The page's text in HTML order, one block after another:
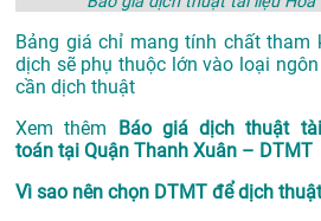
Bảng giá chỉ mang tính chất tham
dịch sẽ phụ thuộc lớn vào loại
cần dịch thuật
Xem thêm
Báo giá dịch thuật
toán tại Quận Thanh Xuân – DTMT
Vì sao nên chọn DTMT để dịch